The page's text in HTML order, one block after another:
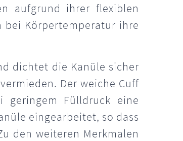
aufgrund ihrer flexiblen
bei Körpertemperatur ihre
dichtet die Kanüle sicher
Der weiche Cuff
Fülldruck eine
eingearbeitet, so dass
den weiteren Merkmalen